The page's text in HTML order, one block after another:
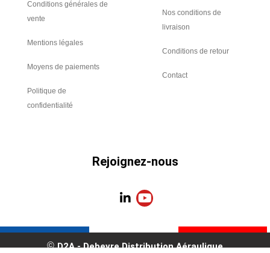
Conditions générales de
vente
Mentions légales
Moyens de paiements
Politique de
confidentialité
Nos conditions de
livraison
Conditions de retour
Contact
Rejoignez-nous
L
k
e
Y
o
t
u
D2A - Debevre Distribution Aéraulique